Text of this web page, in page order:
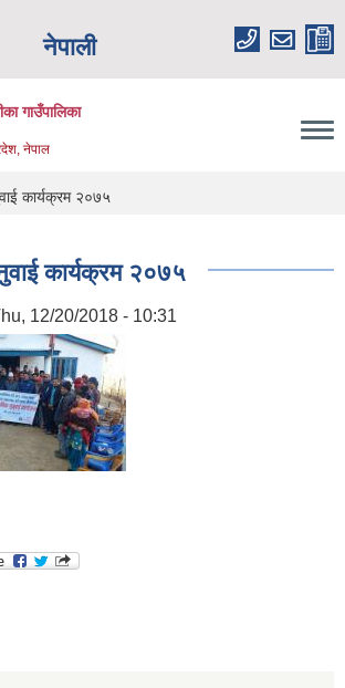
नेपाली
गाउँपालिका
नेपाल
कार्यक्रम २०७५
कार्यक्रम २०७५
12/20/2018 - 10:31